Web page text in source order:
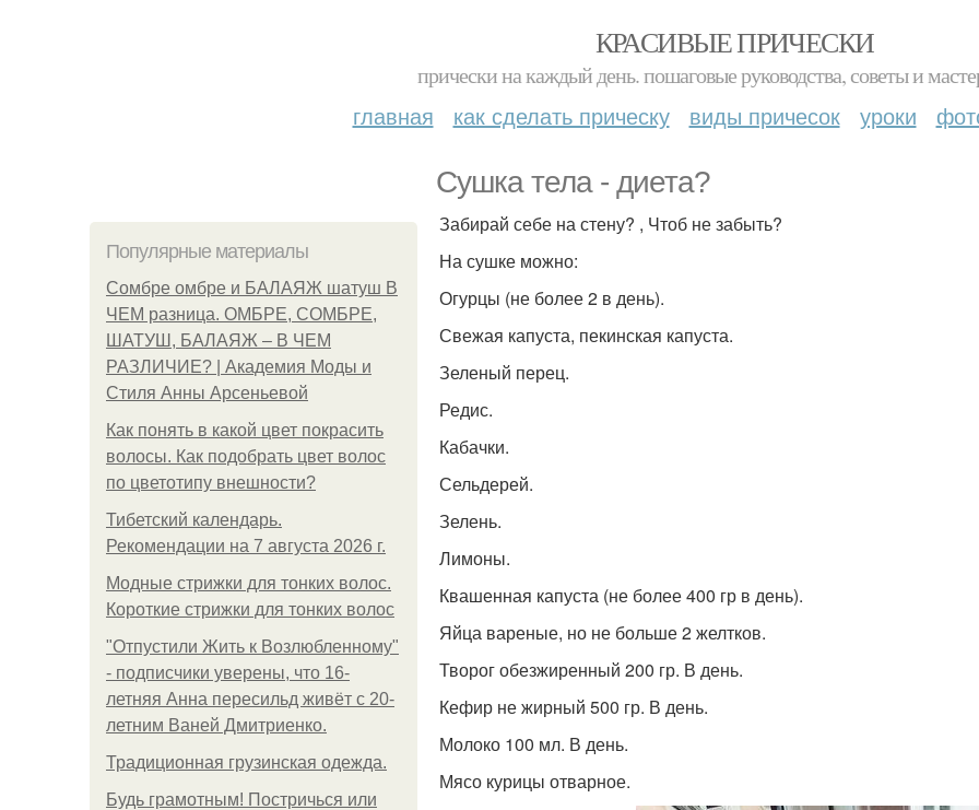
КРАСИВЫЕ ПРИЧЕСКИ
прически на каждый день. пошаговые руководства, советы и
главная как сделать прическу виды причесок уроки
Сушка тела - диета?
Популярные материалы
Сомбре омбре и БАЛАЯЖ шатуш В
ЧЕМ разница. ОМБРЕ, СОМБРЕ,
ШАТУШ, БАЛАЯЖ – В ЧЕМ
РАЗЛИЧИЕ? | Академия Моды и
Стиля Анны Арсеньевой
Как понять в какой цвет покрасить
волосы. Как подобрать цвет волос
по цветотипу внешности?
Тибетский календарь.
Рекомендации на 7 августа 2026 г.
Модные стрижки для тонких волос.
Короткие стрижки для тонких волос
"Отпустили Жить к Возлюбленному"
- подписчики уверены, что 16-
летняя Анна пересильд живёт с 20-
летним Ваней Дмитриенко.
Традиционная грузинская одежда.
Будь грамотным! Постричься или
Забирай себе на стену? , Чтоб не забыть?
На сушке можно:
Огурцы (не более 2 в день).
Свежая капуста, пекинская капуста.
Зеленый перец.
Редис.
Кабачки.
Сельдерей.
Зелень.
Лимоны.
Квашенная капуста (не более 400 гр в день).
Яйца вареные, но не больше 2 желтков.
Творог обезжиренный 200 гр. В день.
Кефир не жирный 500 гр. В день.
Молоко 100 мл. В день.
Мясо курицы отварное.